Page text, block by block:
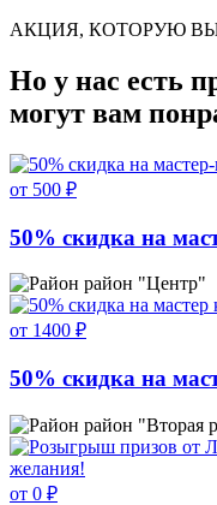
АКЦИЯ, КОТОРУЮ
Но у нас есть
могут вам
от 500 ₽
50% скидка на
район "Центр"
от 1400 ₽
50% скидка на
район "Вторая
от 0 ₽